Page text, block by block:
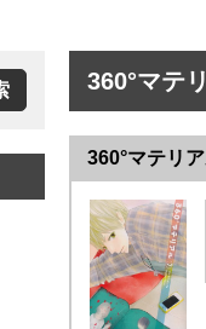
360°マテ
360°マテリ